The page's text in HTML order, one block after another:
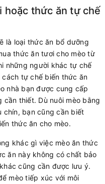
hoặc thức ăn tự chế
là loại thức ăn bổ dưỡng
thức ăn tươi cho mèo từ
những người khác tự chế
cách tự chế biến thức ăn
nhà bạn được cung cấp
thiết. Dù nuôi mèo bằng
chín, bạn cũng cần biết
thức ăn cho mèo.
khác gì việc mèo ăn thức
ăn này không có chất bảo
cũng cần được lưu ý.
mèo tiếp xúc với môi